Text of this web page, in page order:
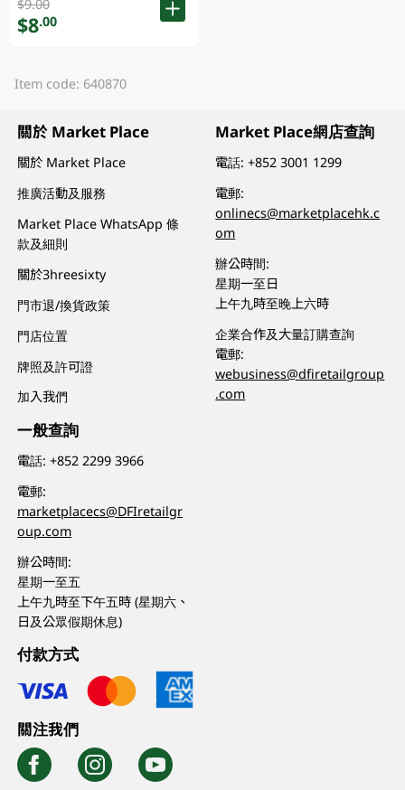
$9.00
$8.00
Item code: 640870
關於 Market Place
關於 Market Place
推廣活動及服務
Market Place WhatsApp 條
款及細則
關於3hreesixty
門市退/換貨政策
門店位置
牌照及許可證
加入我們
一般查詢
電話:+852 2299 3966
電郵:
marketplacecs@DFIretailgr
oup.com
辦公時間:
星期一至五
上午九時至下午五時 (星期六、
日及公眾假期休息)
Market Place網店查詢
電話:+852 3001 1299
電郵:
onlinecs@marketplacehk.c
om
辦公時間:
星期一至日
上午九時至晚上六時
企業合作及大量訂購查詢
電郵:
webusiness@dfiretailgroup
.com
付款方式
關注我們